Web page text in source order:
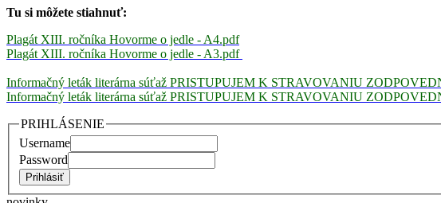
Tu si môžete stiahnuť:
Plagát XIII. ročníka Hovorme o jedle - A4.pdf
Plagát XIII. ročníka Hovorme o jedle - A3.pdf
Informačný leták literárna súťaž PRISTUPUJEM K STRAVOVANIU
Informačný leták literárna súťaž PRISTUPUJEM K STRAVOVANIU
PRIHLÁSENIE
Username
Password